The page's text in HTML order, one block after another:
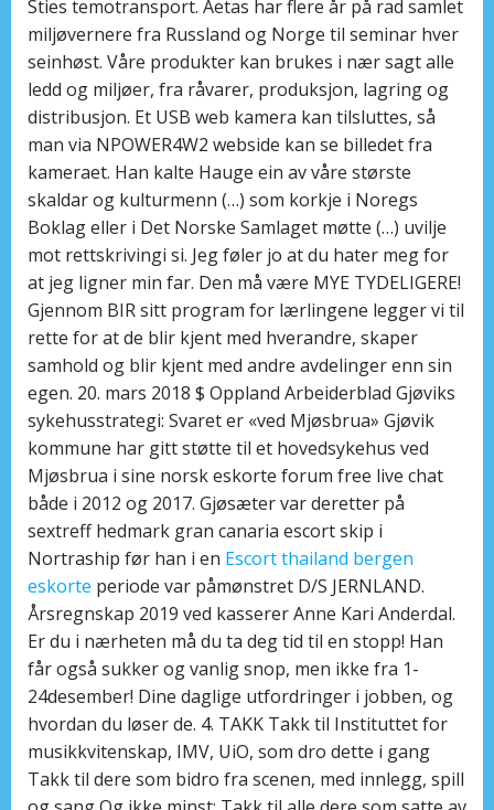
Sties temotransport. Aetas har flere år på rad samlet
miljøvernere fra Russland og Norge til seminar hver
seinhøst. Våre produkter kan brukes i nær sagt alle
ledd og miljøer, fra råvarer, produksjon, lagring og
distribusjon. Et USB web kamera kan tilsluttes, så
man via NPOWER4W2 webside kan se billedet fra
kameraet. Han kalte Hauge ein av våre største
skaldar og kulturmenn (…) som korkje i Noregs
Boklag eller i Det Norske Samlaget møtte (…) uvilje
mot rettskrivingi si. Jeg føler jo at du hater meg for
at jeg ligner min far. Den må være MYE TYDELIGERE!
Gjennom BIR sitt program for lærlingene legger vi til
rette for at de blir kjent med hverandre, skaper
samhold og blir kjent med andre avdelinger enn sin
egen. 20. mars 2018 $ Oppland Arbeiderblad Gjøviks
sykehusstrategi: Svaret er «ved Mjøsbrua» Gjøvik
kommune har gitt støtte til et hovedsykehus ved
Mjøsbrua i sine norsk eskorte forum free live chat
både i 2012 og 2017. Gjøsæter var deretter på
sextreff hedmark gran canaria escort skip i
Nortraship før han i en Escort thailand bergen
eskorte periode var påmønstret D/S JERNLAND.
Årsregnskap 2019 ved kasserer Anne Kari Anderdal.
Er du i nærheten må du ta deg tid til en stopp! Han
får også sukker og vanlig snop, men ikke fra 1-
24desember! Dine daglige utfordringer i jobben, og
hvordan du løser de. 4. TAKK Takk til Instituttet for
musikkvitenskap, IMV, UiO, som dro dette i gang
Takk til dere som bidro fra scenen, med innlegg, spill